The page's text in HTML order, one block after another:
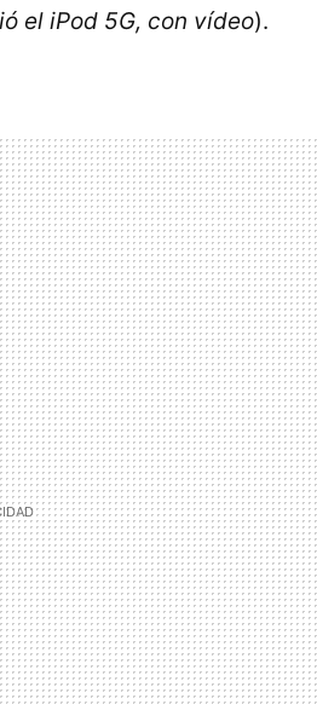
el iPod 5G, con vídeo).